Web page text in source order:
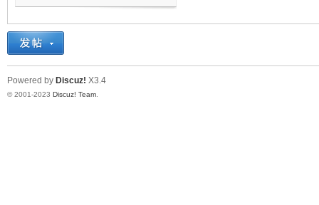
机
Powered by Discuz! X3.4
© 2001-2023 Discuz! Team.